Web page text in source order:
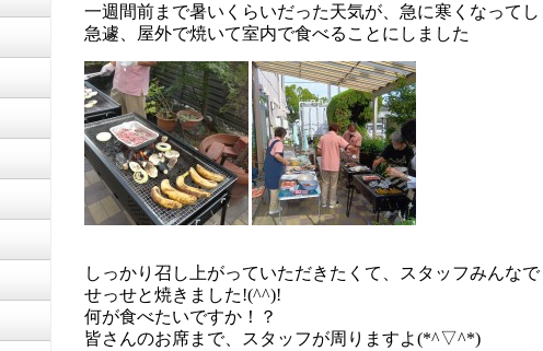
一週間前まで暑いくらいだった天気が、急に寒くなって
急遽、屋外で焼いて室内で食べることにしました
しっかり召し上がっていただきたくて、スタッフみんなで
せっせと焼きました!(^^)!
何が食べたいですか！？
皆さんのお席まで、スタッフが周りますよ(*^▽^*)